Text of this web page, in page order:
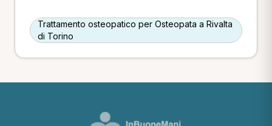
Trattamento osteopatico per Osteopata a Rivalta
di Torino